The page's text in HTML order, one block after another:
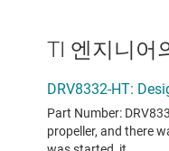
TI 엔지니어